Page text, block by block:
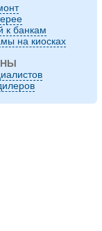
к банкам
на киосках